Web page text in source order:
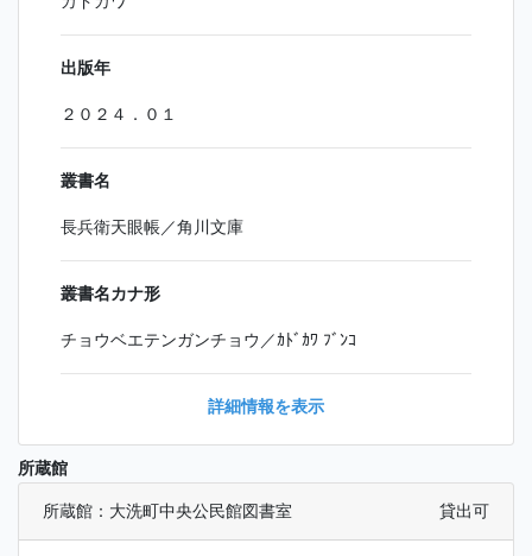
出版年
２０２４．０１
叢書名
長兵衛天眼帳／角川文庫
叢書名カナ形
チョウベエテンガンチョウ／ｶﾄﾞｶﾜ ﾌﾞﾝｺ
詳細情報を表示
所蔵館
所蔵館：大洗町中央公民館図書室 貸出可